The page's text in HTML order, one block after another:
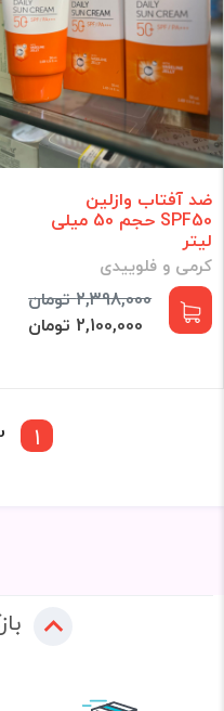
ضد آفتاب وازلین
SPF50 حجم 50 میلی
لیتر
کرمی و فلوییدی
2,398,000 تومان
2,100,000 تومان
1